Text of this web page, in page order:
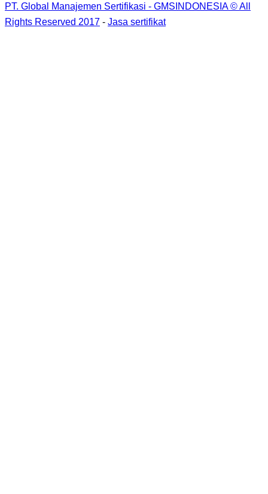
PT. Global Manajemen Sertifikasi - GMSINDONESIA © All
Rights Reserved 2017 - Jasa sertifikat